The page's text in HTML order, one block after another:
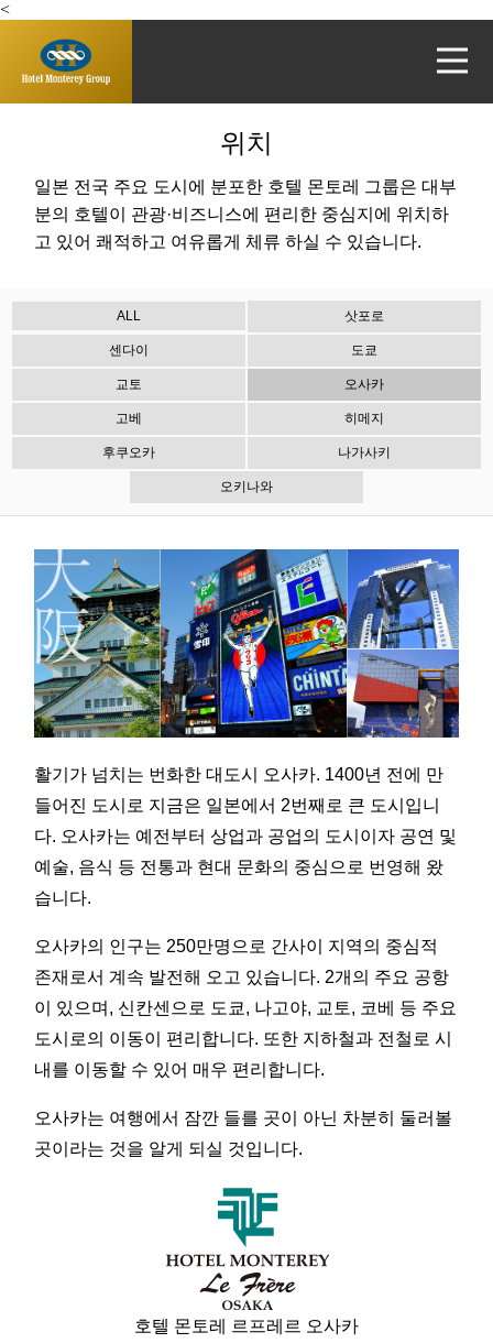
<
위치
일본 전국 주요 도시에 분포한 호텔 몬토레 그룹은 대부
분의 호텔이 관광·비즈니스에 편리한 중심지에 위치하
고 있어 쾌적하고 여유롭게 체류 하실 수 있습니다.
ALL 삿포로
센다이 도쿄
교토 오사카
고베 히메지
후쿠오카 나가사키
오키나와
활기가 넘치는 번화한 대도시 오사카. 1400년 전에 만
들어진 도시로 지금은 일본에서 2번째로 큰 도시입니
다. 오사카는 예전부터 상업과 공업의 도시이자 공연 및
예술, 음식 등 전통과 현대 문화의 중심으로 번영해 왔
습니다.
오사카의 인구는 250만명으로 간사이 지역의 중심적
존재로서 계속 발전해 오고 있습니다. 2개의 주요 공항
이 있으며, 신칸센으로 도쿄, 나고야, 교토, 코베 등 주요
도시로의 이동이 편리합니다. 또한 지하철과 전철로 시
내를 이동할 수 있어 매우 편리합니다.
오사카는 여행에서 잠깐 들를 곳이 아닌 차분히 둘러볼
곳이라는 것을 알게 되실 것입니다.
호텔 몬토레 르프레르 오사카
체크인일:
성인(각 객실) 어린이
Access code/IATA code: